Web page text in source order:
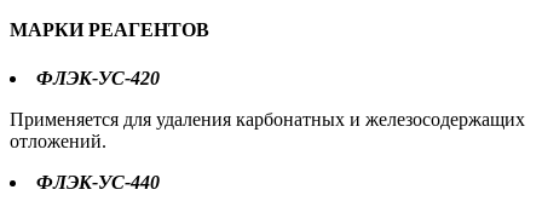
МАРКИ РЕАГЕНТОВ
ФЛЭК-УС-420
Применяется для удаления карбонатных и железосодержащих
отложений.
ФЛЭК-УС-440